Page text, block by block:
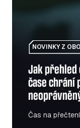
NOVINKY Z
Jak přehled
čase chrání
Čas na